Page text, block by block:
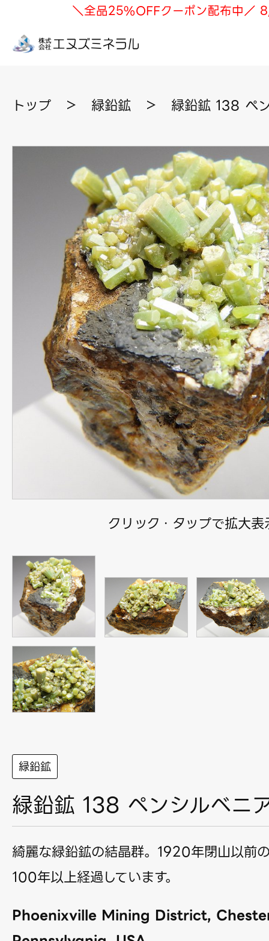
＼全品25%OFFクーポン配布中／
トップ ＞ 緑鉛鉱 ＞ 緑鉛鉱 138 ペ
クリック・タップで拡大表
緑鉛鉱
緑鉛鉱 138 ペンシルベニ
綺麗な緑鉛鉱の結晶群。1920年閉山以前
100年以上経過しています。
Phoenixville Mining District,